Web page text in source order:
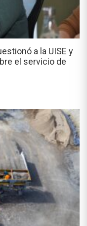
a la UISE y
el servicio de